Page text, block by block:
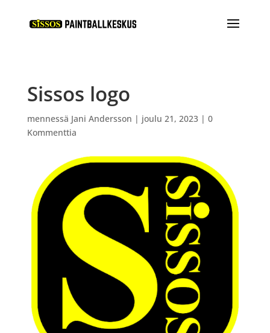
Sissos logo
mennessä Jani Andersson | joulu 21, 2023| 0
Kommenttia